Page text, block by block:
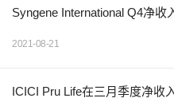
Syngene International Q4净收
2021-08-21
ICICI Pru Life在三月季度净收